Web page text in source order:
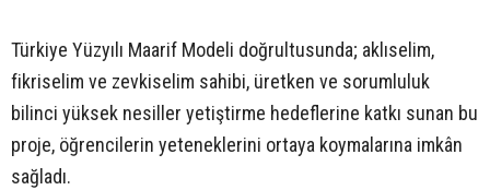
Türkiye Yüzyılı Maarif Modeli doğrultusunda; aklıselim,
fikriselim ve zevkiselim sahibi, üretken ve sorumluluk
bilinci yüksek nesiller yetiştirme hedeflerine katkı sunan bu
proje, öğrencilerin yeteneklerini ortaya koymalarına imkân
sağladı.